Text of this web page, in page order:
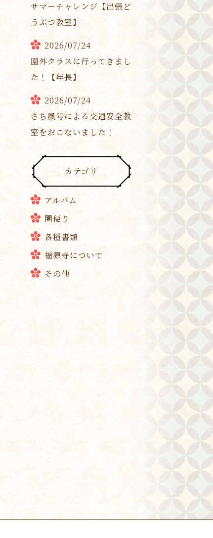
サマーチャレンジ【出張ど
うぶつ教室】
2026/07/24
園外クラスに行ってきまし
た！【年長】
2026/07/24
さち風号による交通安全教
室をおこないました！
カテゴリ
アルバム
園便り
各種書類
福源寺について
その他